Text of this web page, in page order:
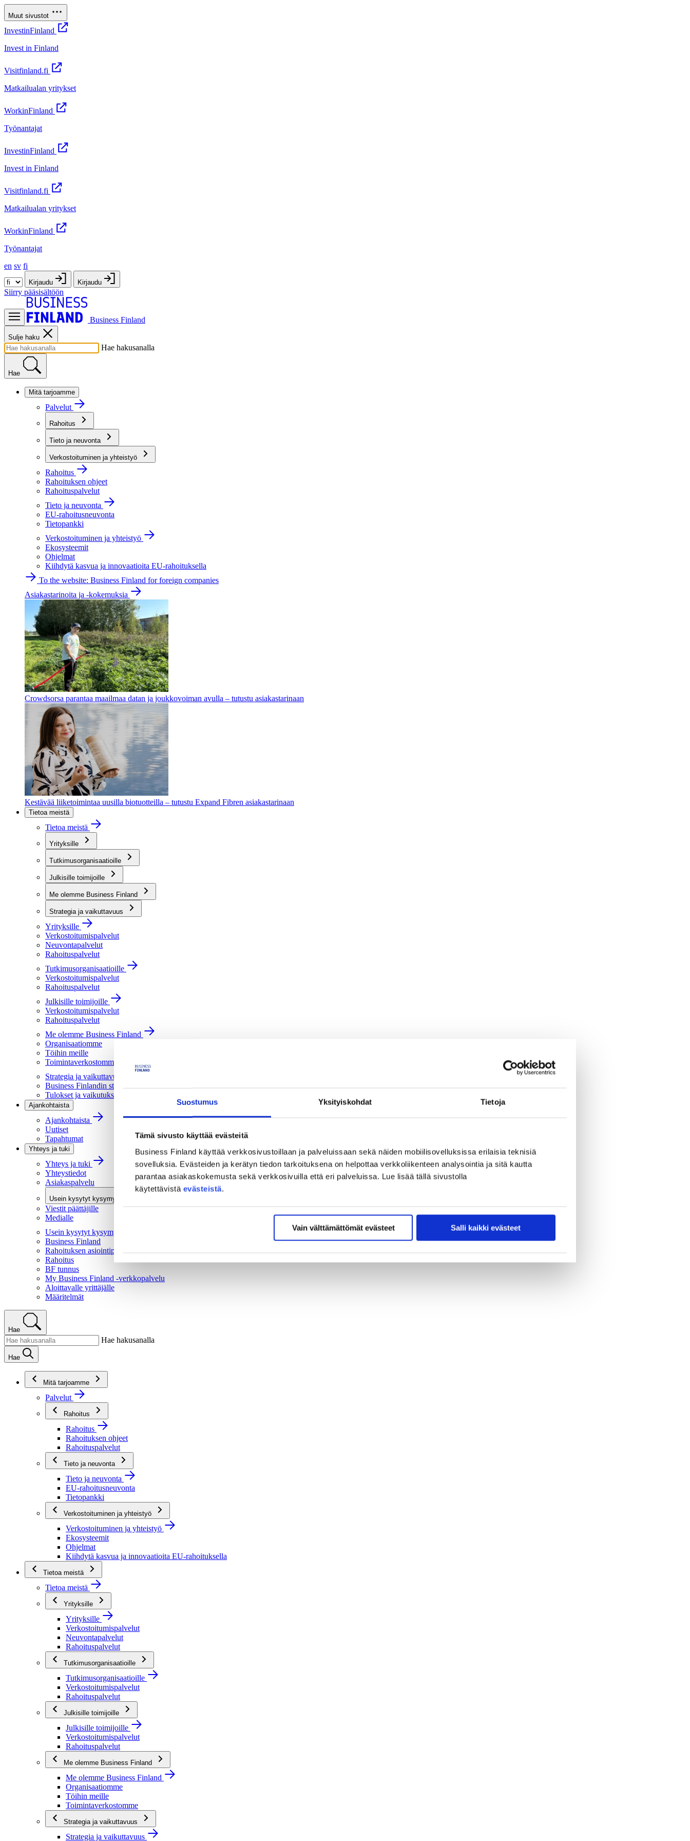
Suostumus Yksityiskohdat Tietoja
Tämä sivusto käyttää evästeitä
Business Finland käyttää verkkosivustoillaan ja palveluissaan sekä näiden mobiilisovelluksissa erilaisia teknisiä
sovelluksia. Evästeiden ja kerätyn tiedon tarkoituksena on helpottaa verkkoliikenteen analysointia ja sitä kautta
parantaa asiakaskokemusta sekä verkkosivuilla että eri palveluissa. Lue lisää tällä sivustolla
käytettävistä evästeistä.
Vain välttämättömät evästeet Salli kaikki evästeet
Muut sivustot
InvestinFinland
Invest in Finland
Visitfinland.fi
Matkailualan yritykset
WorkinFinland
Työnantajat
InvestinFinland
Invest in Finland
Visitfinland.fi
Matkailualan yritykset
WorkinFinland
Työnantajat
en sv fi
Kirjaudu Kirjaudu
Siirry pääsisältöön
Business Finland
Sulje haku
Hae hakusanalla
Hae
Mitä tarjoamme
Palvelut
Rahoitus
Tieto ja neuvonta
Verkostoituminen ja yhteistyö
Rahoitus
Rahoituksen ohjeet
Rahoituspalvelut
Tieto ja neuvonta
EU-rahoitusneuvonta
Tietopankki
Verkostoituminen ja yhteistyö
Ekosysteemit
Ohjelmat
Kiihdytä kasvua ja innovaatioita EU-rahoituksella
To the website: Business Finland for foreign companies
Asiakastarinoita ja -kokemuksia
Crowdsorsa parantaa maailmaa datan ja joukkovoiman avulla – tutustu asiakastarinaan
Kestävää liiketoimintaa uusilla biotuotteilla – tutustu Expand Fibren asiakastarinaan
Tietoa meistä
Tietoa meistä
Yrityksille
Tutkimusorganisaatioille
Julkisille toimijoille
Me olemme Business Finland
Strategia ja vaikuttavuus
Yrityksille
Verkostoitumispalvelut
Neuvontapalvelut
Rahoituspalvelut
Tutkimusorganisaatioille
Verkostoitumispalvelut
Rahoituspalvelut
Julkisille toimijoille
Verkostoitumispalvelut
Rahoituspalvelut
Me olemme Business Finland
Organisaatiomme
Töihin meille
Toimintaverkostomme
Strategia ja vaikuttavuus
Business Finlandin strategia 2030
Tulokset ja vaikutukset
Ajankohtaista
Ajankohtaista
Uutiset
Tapahtumat
Yhteys ja tuki
Yhteys ja tuki
Yhteystiedot
Asiakaspalvelu
Usein kysytyt kysymykset
Viestit päättäjille
Medialle
Usein kysytyt kysymykset
Business Finland
Rahoituksen asiointipalvelu
Rahoitus
BF tunnus
My Business Finland -verkkopalvelu
Aloittavalle yrittäjälle
Määritelmät
Hae
Hae hakusanalla
Hae
Mitä tarjoamme
Palvelut
Rahoitus
Rahoitus
Rahoituksen ohjeet
Rahoituspalvelut
Tieto ja neuvonta
Tieto ja neuvonta
EU-rahoitusneuvonta
Tietopankki
Verkostoituminen ja yhteistyö
Verkostoituminen ja yhteistyö
Ekosysteemit
Ohjelmat
Kiihdytä kasvua ja innovaatioita EU-rahoituksella
Tietoa meistä
Tietoa meistä
Yrityksille
Yrityksille
Verkostoitumispalvelut
Neuvontapalvelut
Rahoituspalvelut
Tutkimusorganisaatioille
Tutkimusorganisaatioille
Verkostoitumispalvelut
Rahoituspalvelut
Julkisille toimijoille
Julkisille toimijoille
Verkostoitumispalvelut
Rahoituspalvelut
Me olemme Business Finland
Me olemme Business Finland
Organisaatiomme
Töihin meille
Toimintaverkostomme
Strategia ja vaikuttavuus
Strategia ja vaikuttavuus